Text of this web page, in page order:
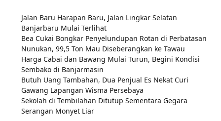
Jalan Baru Harapan Baru, Jalan Lingkar Selatan
Banjarbaru Mulai Terlihat
Bea Cukai Bongkar Penyelundupan Rotan di Perbatasan
Nunukan, 99,5 Ton Mau Diseberangkan ke Tawau
Harga Cabai dan Bawang Mulai Turun, Begini Kondisi
Sembako di Banjarmasin
Butuh Uang Tambahan, Dua Penjual Es Nekat Curi
Gawang Lapangan Wisma Persebaya
Sekolah di Tembilahan Ditutup Sementara Gegara
Serangan Monyet Liar